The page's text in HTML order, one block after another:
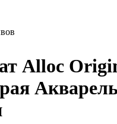
Alloc